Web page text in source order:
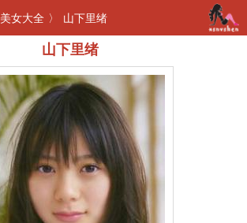
美女大全 〉 山下里绪
山下里绪